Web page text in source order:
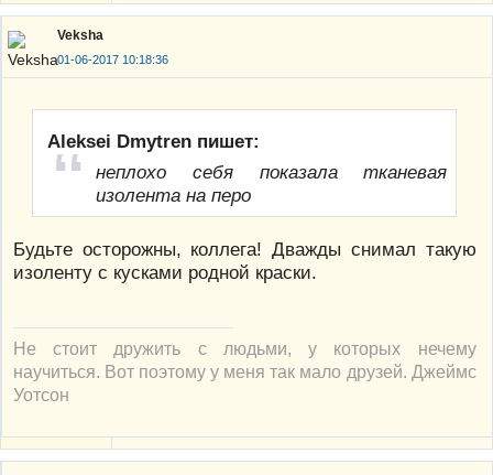
Veksha
01-06-2017 10:18:36
Aleksei Dmytren пишет:
неплохо себя показала тканевая
изолента на перо
Будьте осторожны, коллега! Дважды снимал такую
изоленту с кусками родной краски.
Не стоит дружить с людьми, у которых нечему
научиться. Вот поэтому у меня так мало друзей. Джеймс
Уотсон